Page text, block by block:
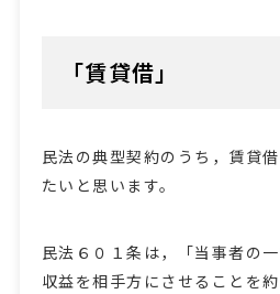
「賃貸借」
民法の典型契約のうち，賃貸
たいと思います。
民法６０１条は，「当事者の
収益を相手方にさせることを